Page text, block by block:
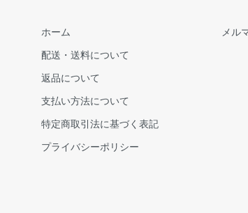
ホーム
配送・送料について
返品について
支払い方法について
特定商取引法に基づく表記
プライバシーポリシー
メル